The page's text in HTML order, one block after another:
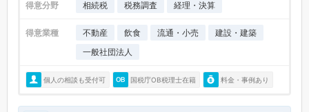
得意分野 相続税 税務調査 経理・決算
得意業種 不動産 飲食 流通・小売
建設・建築
一般社団法人
個人の相談も受付可 国税庁OB税理士在籍 料金・事例あり